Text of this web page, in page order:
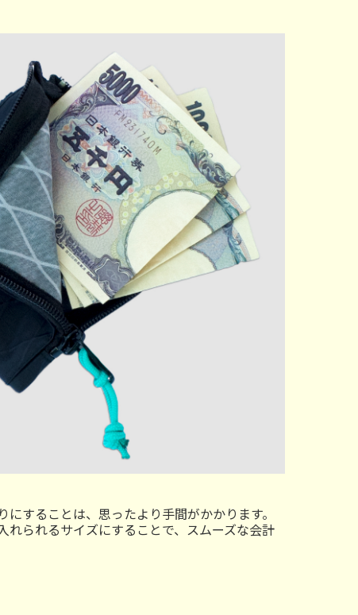
することは、思ったより手間がかかります。
れられるサイズにすることで、スムーズな会計